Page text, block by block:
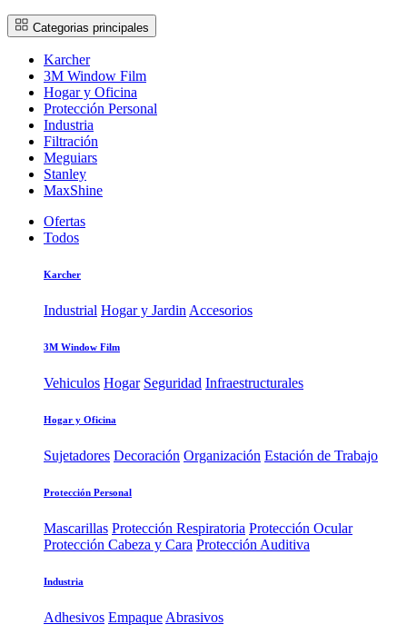
Categorias principales
Karcher
3M Window Film
Hogar y Oficina
Protección Personal
Industria
Filtración
Meguiars
Stanley
MaxShine
Ofertas
Todos
Karcher
Industrial Hogar y Jardin Accesorios
3M Window Film
Vehiculos Hogar Seguridad Infraestructurales
Hogar y Oficina
Sujetadores Decoración Organización Estación de Trabajo
Protección Personal
Mascarillas Protección Respiratoria Protección Ocular
Protección Cabeza y Cara Protección Auditiva
Industria
Adhesivos Empaque Abrasivos